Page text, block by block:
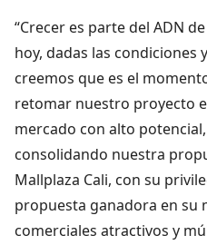
“Crecer es parte del ADN
hoy, dadas las condiciones
creemos que es el
retomar nuestro proyecto
mercado con alto
consolidando nuestra
Mallplaza Cali, con su
propuesta ganadora en su
comerciales atractivos y